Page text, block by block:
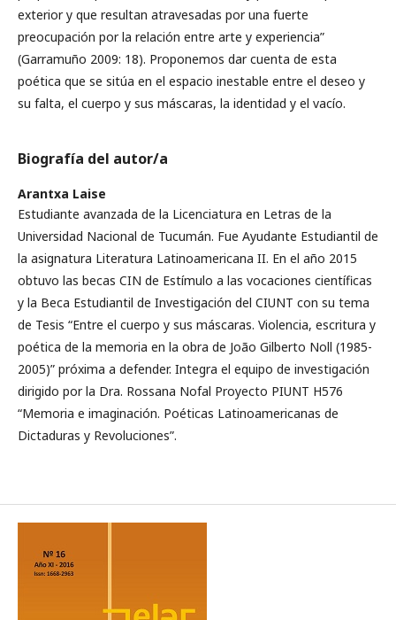
exterior y que resultan atravesadas por una fuerte
preocupación por la relación entre arte y experiencia”
(Garramuño 2009: 18). Proponemos dar cuenta de esta
poética que se sitúa en el espacio inestable entre el deseo y
su falta, el cuerpo y sus máscaras, la identidad y el vacío.
Biografía del autor/a
Arantxa Laise
Estudiante avanzada de la Licenciatura en Letras de la
Universidad Nacional de Tucumán. Fue Ayudante Estudiantil de
la asignatura Literatura Latinoamericana II. En el año 2015
obtuvo las becas CIN de Estímulo a las vocaciones científicas
y la Beca Estudiantil de Investigación del CIUNT con su tema
de Tesis “Entre el cuerpo y sus máscaras. Violencia, escritura y
poética de la memoria en la obra de João Gilberto Noll (1985-
2005)” próxima a defender. Integra el equipo de investigación
dirigido por la Dra. Rossana Nofal Proyecto PIUNT H576
“Memoria e imaginación. Poéticas Latinoamericanas de
Dictaduras y Revoluciones”.